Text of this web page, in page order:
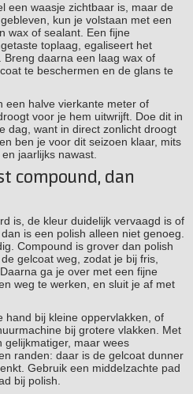
een waasje zichtbaar is, maar de
kun je volstaan met een
wax of sealant. Een fijne
toplaag, egaliseert het
daarna een laag wax of
te beschermen en de glans te
een halve vierkante meter of
voor je hem uitwrijft. Doe dit in
dag, want in direct zonlicht droogt
ben je voor dit seizoen klaar, mits
jaarlijks nawast.
compound, dan
is, de kleur duidelijk vervaagd is of
is een polish alleen niet genoeg.
Compound is grover dan polish
gelcoat weg, zodat je bij fris,
ga je over met een fijne
weg te werken, en sluit je af met
hand bij kleine oppervlakken, of
bij grotere vlakken. Met
gelijkmatiger, maar wees
randen: daar is de gelcoat dunner
Gebruik een middelzachte pad
bij polish.